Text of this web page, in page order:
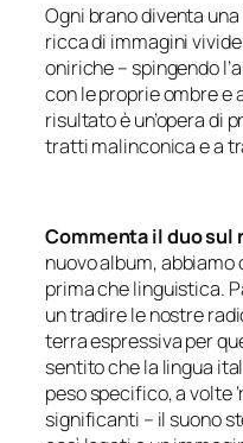
Ogni brano diventa
ricca di immagini
oniriche – spingendo
con le proprie ombre e
risultato è un’opera di
tratti malinconica e a
Commenta il duo sul
nuovo album,
prima che linguistica.
un tradire le nostre
terra espressiva per
sentito che la lingua
peso specifico, a volte
significanti – il suono